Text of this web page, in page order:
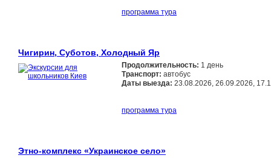
программа тура
Чигирин, Суботов, Холодный Яр
Продолжительность: 1 день
Транспорт: автобус
Даты выезда: 23.08.2026, 26.09.2026,
программа тура
Этно-комплекс «Украинское село»